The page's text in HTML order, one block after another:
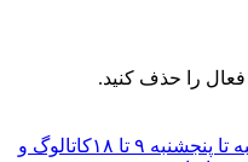
فعال را حذف کنید.
۹ تا ۱۸
کاتالوگ و